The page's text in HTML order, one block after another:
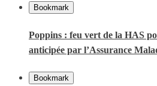
Bookmark
Poppins : feu vert de la HAS
anticipée par l’Assurance
Bookmark